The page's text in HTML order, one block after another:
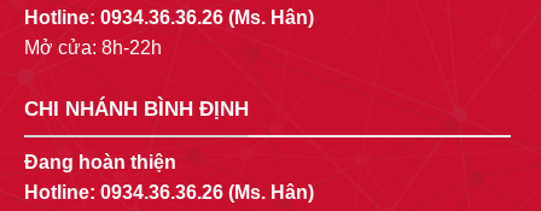
Hotline: 0934.36.36.26 (Ms. Hân)
Mở cửa: 8h-22h
CHI NHÁNH BÌNH ĐỊNH
Đang hoàn thiện
Hotline: 0934.36.36.26 (Ms. Hân)